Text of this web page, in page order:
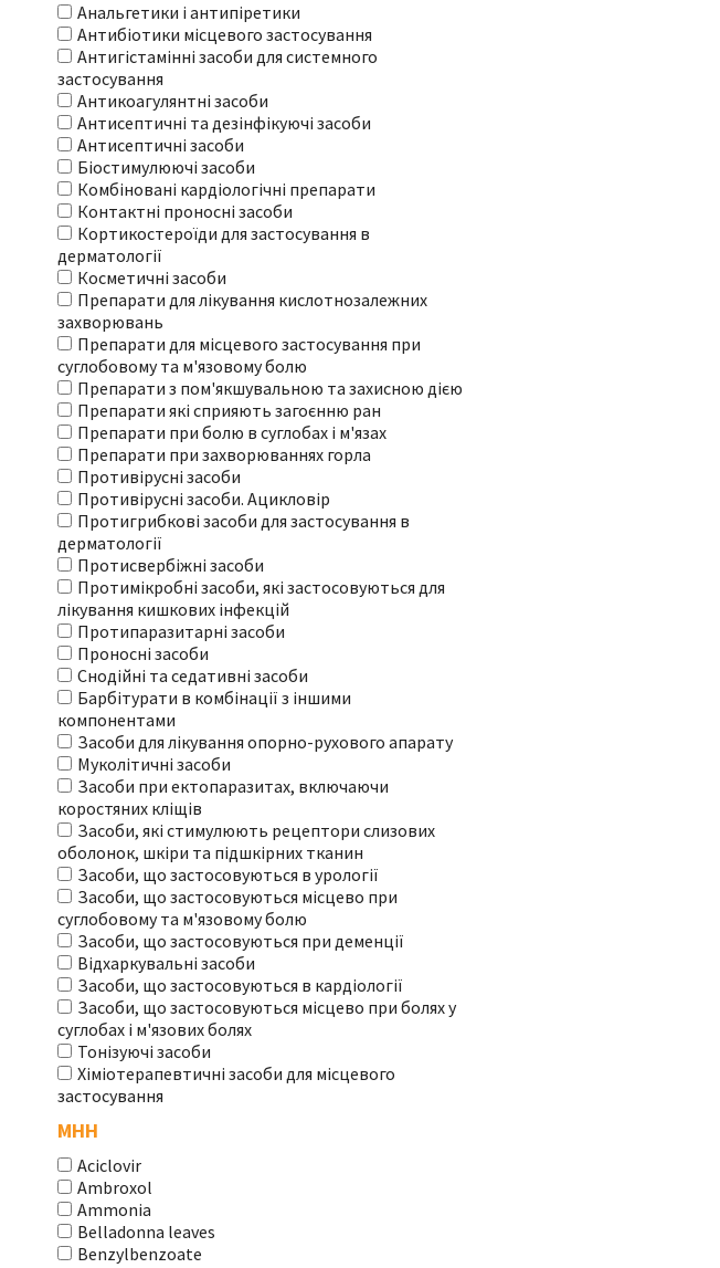
Анальгетики і антипіретики
Антибіотики місцевого застосування
Антигістамінні засоби для системного
застосування
Антикоагулянтні засоби
Антисептичні та дезінфікуючі засоби
Антисептичні засоби
Біостимулюючі засоби
Комбіновані кардіологічні препарати
Контактні проносні засоби
Кортикостероїди для застосування в
дерматології
Косметичні засоби
Препарати для лікування кислотнозалежних
захворювань
Препарати для місцевого застосування при
суглобовому та м'язовому болю
Препарати з пом'якшувальною та захисною дією
Препарати які сприяють загоєнню ран
Препарати при болю в суглобах і м'язах
Препарати при захворюваннях горла
Противірусні засоби
Противірусні засоби. Ацикловір
Протигрибкові засоби для застосування в
дерматології
Протисвербіжні засоби
Протимікробні засоби, які застосовуються для
лікування кишкових інфекцій
Протипаразитарні засоби
Проносні засоби
Снодійні та седативні засоби
Барбітурати в комбінації з іншими
компонентами
Засоби для лікування опорно-рухового апарату
Муколітичні засоби
Засоби при ектопаразитах, включаючи
коростяних кліщів
Засоби, які стимулюють рецептори слизових
оболонок, шкіри та підшкірних тканин
Засоби, що застосовуються в урології
Засоби, що застосовуються місцево при
суглобовому та м'язовому болю
Засоби, що застосовуються при деменції
Відхаркувальні засоби
Засоби, що застосовуються в кардіології
Засоби, що застосовуються місцево при болях у
суглобах і м'язових болях
Тонізуючі засоби
Хіміотерапевтичні засоби для місцевого
застосування
МНН
Aciclovir
Ambroxol
Ammonia
Belladonna leaves
Benzylbenzoate